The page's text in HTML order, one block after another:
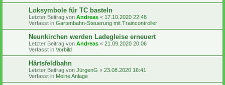
Loksymbole für TC basteln
Letzter Beitrag von Andreas « 17.10.2020 22:48
Verfasst in Gartenbahn-Steuerung mit Traincontroller
Neunkirchen werden Ladegleise erneuert
Letzter Beitrag von Andreas « 21.09.2020 20:06
Verfasst in Vorbild
Härtsfeldbahn
Letzter Beitrag von JürgenG « 23.08.2020 16:41
Verfasst in Meine Anlage